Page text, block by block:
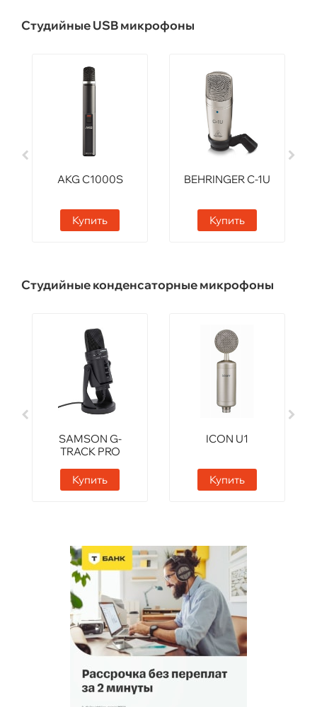
Студийные USB микрофоны
AKG C1000S
Купить
BEHRINGER C-1U
Купить
Студийные конденсаторные микрофоны
SAMSON G-
TRACK PRO
Купить
ICON U1
Купить